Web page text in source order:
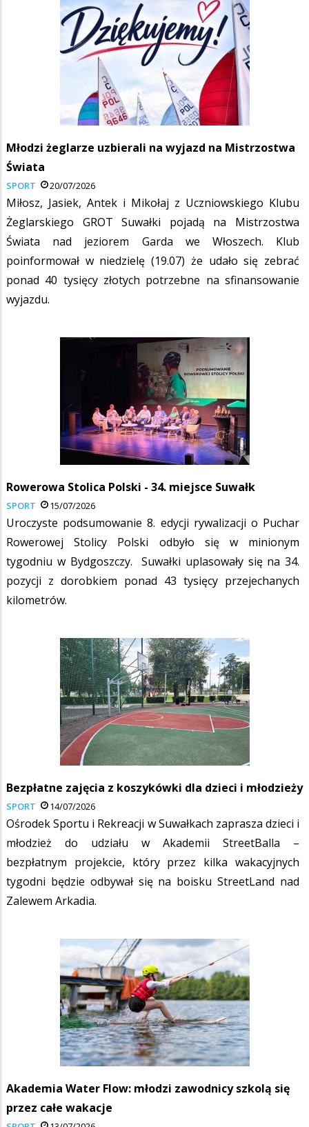
Młodzi żeglarze uzbierali na wyjazd na Mistrzostwa
Świata
SPORT 20/07/2026
Miłosz, Jasiek, Antek i Mikołaj z Uczniowskiego Klubu
Żeglarskiego GROT Suwałki pojadą na Mistrzostwa
Świata nad jeziorem Garda we Włoszech. Klub
poinformował w niedzielę (19.07) że udało się zebrać
ponad 40 tysięcy złotych potrzebne na sfinansowanie
wyjazdu.
Rowerowa Stolica Polski - 34. miejsce Suwałk
SPORT 15/07/2026
Uroczyste podsumowanie 8. edycji rywalizacji o Puchar
Rowerowej Stolicy Polski odbyło się w minionym
tygodniu w Bydgoszczy. Suwałki uplasowały się na 34.
pozycji z dorobkiem ponad 43 tysięcy przejechanych
kilometrów.
Bezpłatne zajęcia z koszykówki dla dzieci i młodzieży
SPORT 14/07/2026
Ośrodek Sportu i Rekreacji w Suwałkach zaprasza dzieci i
młodzież do udziału w Akademii StreetBalla –
bezpłatnym projekcie, który przez kilka wakacyjnych
tygodni będzie odbywał się na boisku StreetLand nad
Zalewem Arkadia.
Akademia Water Flow: młodzi zawodnicy szkolą się
przez całe wakacje